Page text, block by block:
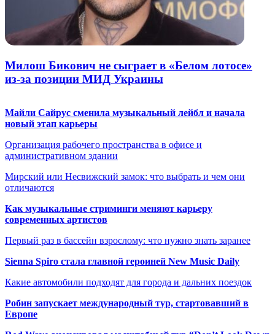
Милош Бикович не сыграет в «Белом лотосе»
из-за позиции МИД Украины
Майли Сайрус сменила музыкальный лейбл и начала
новый этап карьеры
Организация рабочего пространства в офисе и
административном здании
Мирский или Несвижский замок: что выбрать и чем они
отличаются
Как музыкальные стриминги меняют карьеру
современных артистов
Первый раз в бассейн взрослому: что нужно знать заранее
Sienna Spiro стала главной героиней New Music Daily
Какие автомобили подходят для города и дальних поездок
Робин запускает международный тур, стартовавший в
Европе